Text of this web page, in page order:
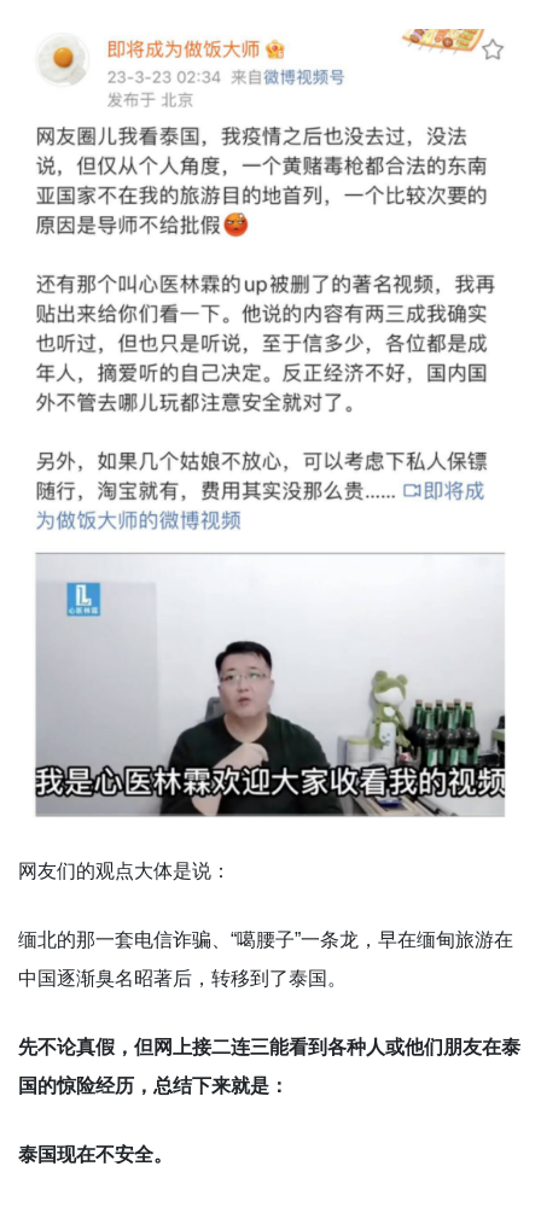
网友们的观点大体是说：
缅北的那一套电信诈骗、“噶腰子”一条龙，早在缅甸旅游在
中国逐渐臭名昭著后，转移到了泰国。
先不论真假，但网上接二连三能看到各种人或他们朋友在泰
国的惊险经历，总结下来就是：
泰国现在不安全。